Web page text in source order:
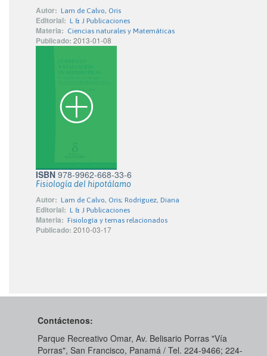
Autor: Lam de Calvo, Oris
Editorial: L & J Publicaciones
Materia: Ciencias naturales y Matemáticas
Publicado: 2013-01-08
ISBN 978-9962-668-33-6
Fisiología del hipotálamo
Autor: Lam de Calvo, Oris; Rodríguez, Diana
Editorial: L & J Publicaciones
Materia: Fisiología y temas relacionados
Publicado: 2010-03-17
Contáctenos:
Parque Recreativo Omar, Av. Belisario Porras "Vía
Porras", San Francisco, Panamá / Tel. 224-9466; 224-